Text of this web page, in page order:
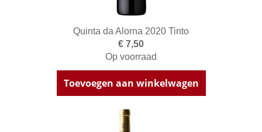
Quinta da Alorna 2020 Tinto
€ 7,50
Op voorraad
Toevoegen aan winkelwagen